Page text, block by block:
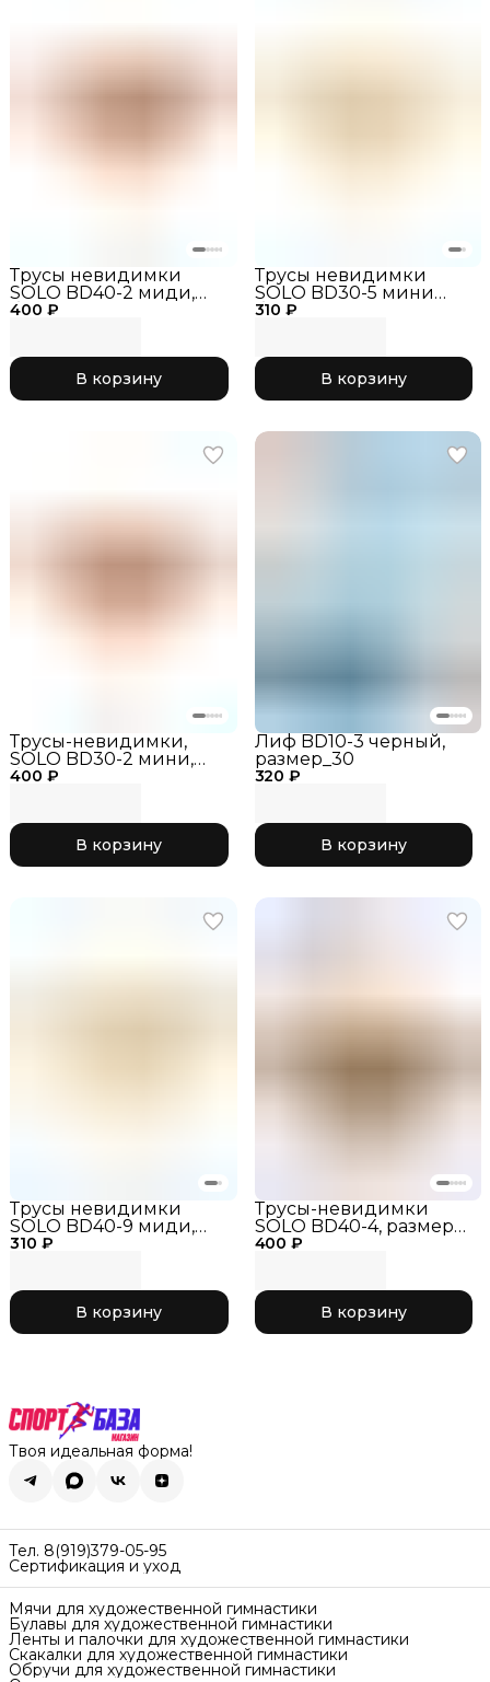
400 ₽
Трусы невидимки
SOLO BD40-2 миди,
бежевые, размер 26
В корзину
310 ₽
Трусы невидимки
SOLO BD30-5 мини
бежевые, размер_26
В корзину
400 ₽
Трусы-невидимки,
SOLO BD30-2 мини,
бежевые, разме_26,
купальник
В корзину
320 ₽
Лиф BD10-3 черный,
размер_30
В корзину
310 ₽
Трусы невидимки
SOLO BD40-9 миди,
загар, размер_28
В корзину
400 ₽
Трусы-невидимки
SOLO BD40-4, размер
30, миди, загар, трусы-
купальник
В корзину
Твоя идеальная форма!
Тел. 8(919)379-05-95
Сертификация и уход
Мячи для художественной гимнастики
Булавы для художественной гимнастики
Ленты и палочки для художественной гимнастики
Скакалки для художественной гимнастики
Обручи для художественной гимнастики